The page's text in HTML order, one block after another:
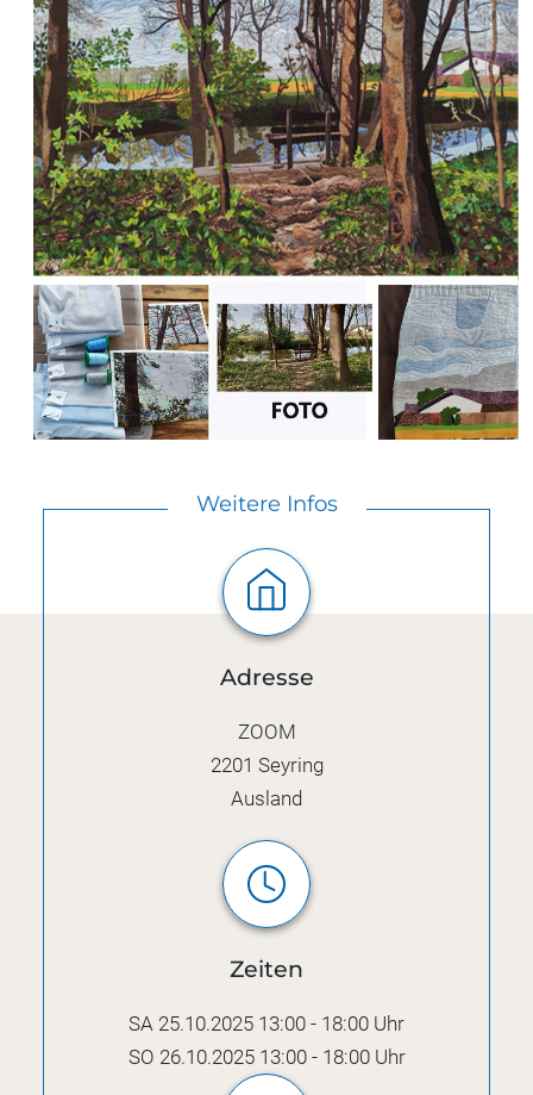
Weitere Infos
Adresse
ZOOM
2201 Seyring
Ausland
Zeiten
SA 25.10.2025 13:00 - 18:00 Uhr
SO 26.10.2025 13:00 - 18:00 Uhr